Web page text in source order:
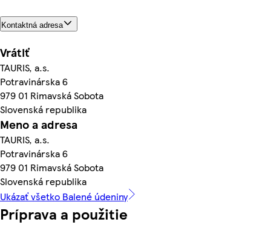
Kontaktná adresa
Vrátiť
TAURIS, a.s.
Potravinárska 6
979 01 Rimavská Sobota
Slovenská republika
Meno a adresa
TAURIS, a.s.
Potravinárska 6
979 01 Rimavská Sobota
Slovenská republika
Ukázať všetko Balené údeniny
Príprava a použitie